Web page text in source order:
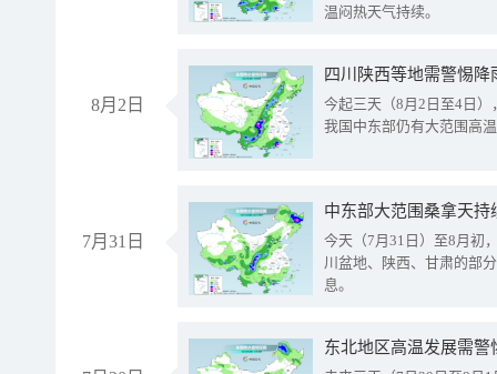
温闷热天气持续。
8月2日
今起三天（8月2日至4日
我国中东部仍有大范围高
7月31日
中东部大范围桑拿天
今天（7月31日）至8月初
川盆地、陕西、甘肃的部
息。
东北地区高温发展需